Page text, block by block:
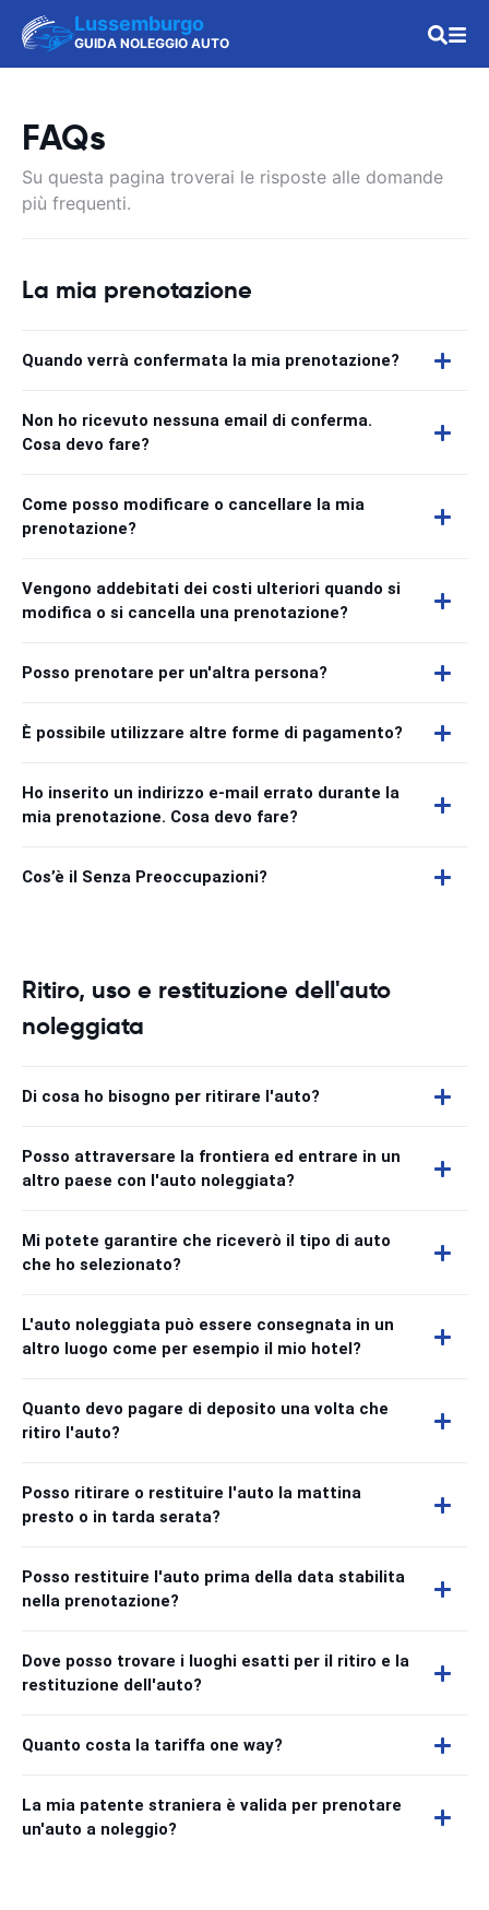
Lussemburgo
GUIDA NOLEGGIO AUTO
FAQs
Su questa pagina troverai le risposte alle domande
più frequenti.
La mia prenotazione
Quando verrà confermata la mia prenotazione?
Non ho ricevuto nessuna email di conferma.
Cosa devo fare?
Come posso modificare o cancellare la mia
prenotazione?
Vengono addebitati dei costi ulteriori quando si
modifica o si cancella una prenotazione?
Posso prenotare per un'altra persona?
È possibile utilizzare altre forme di pagamento?
Ho inserito un indirizzo e-mail errato durante la
mia prenotazione. Cosa devo fare?
Cos’è il Senza Preoccupazioni?
Ritiro, uso e restituzione dell'auto
noleggiata
Di cosa ho bisogno per ritirare l'auto?
Posso attraversare la frontiera ed entrare in un
altro paese con l'auto noleggiata?
Mi potete garantire che riceverò il tipo di auto
che ho selezionato?
L'auto noleggiata può essere consegnata in un
altro luogo come per esempio il mio hotel?
Quanto devo pagare di deposito una volta che
ritiro l'auto?
Posso ritirare o restituire l'auto la mattina
presto o in tarda serata?
Posso restituire l'auto prima della data stabilita
nella prenotazione?
Dove posso trovare i luoghi esatti per il ritiro e la
restituzione dell'auto?
Quanto costa la tariffa one way?
La mia patente straniera è valida per prenotare
un'auto a noleggio?